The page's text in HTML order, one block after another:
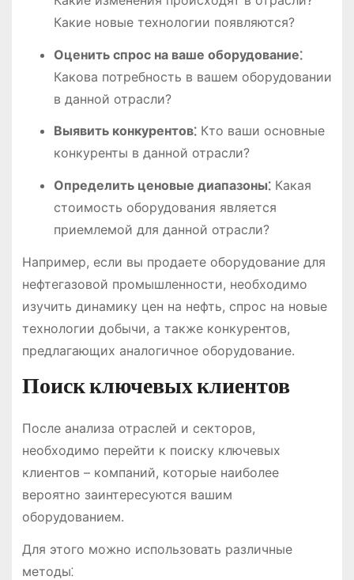
Какие новые технологии появляются?
Оценить спрос на ваше оборудование⁚
Какова потребность в вашем оборудовании
в данной отрасли?
Выявить конкурентов⁚Кто ваши основные
конкуренты в данной отрасли?
Определить ценовые диапазоны⁚Какая
стоимость оборудования является
приемлемой для данной отрасли?
Например, если вы продаете оборудование для
нефтегазовой промышленности, необходимо
изучить динамику цен на нефть, спрос на новые
технологии добычи, а также конкурентов,
предлагающих аналогичное оборудование.
Поиск ключевых клиентов
После анализа отраслей и секторов,
необходимо перейти к поиску ключевых
клиентов – компаний, которые наиболее
вероятно заинтересуются вашим
оборудованием.
Для этого можно использовать различные
методы⁚